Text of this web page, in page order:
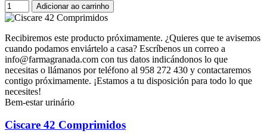
Adicionar ao carrinho
Recibiremos este producto próximamente. ¿Quieres que te avisemos
cuando podamos enviártelo a casa? Escríbenos un correo a
info@farmagranada.com con tus datos indicándonos lo que
necesitas o llámanos por teléfono al 958 272 430 y contactaremos
contigo próximamente. ¡Estamos a tu disposición para todo lo que
necesites!
Bem-estar urinário
Ciscare 42 Comprimidos